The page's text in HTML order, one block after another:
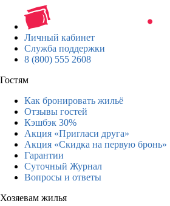
Личный кабинет
Служба поддержки
8 (800) 555 2608
Гостям
Как бронировать жильё
Отзывы гостей
Кэшбэк 30%
Акция «Пригласи друга»
Акция «Скидка на первую бронь»
Гарантии
Суточный Журнал
Вопросы и ответы
Хозяевам жилья